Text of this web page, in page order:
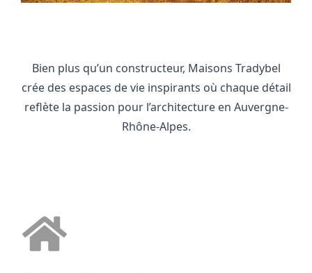
Bien plus qu’un constructeur, Maisons Tradybel
crée des espaces de vie inspirants où chaque détail
reflète la passion pour l’architecture en Auvergne-
Rhône-Alpes.